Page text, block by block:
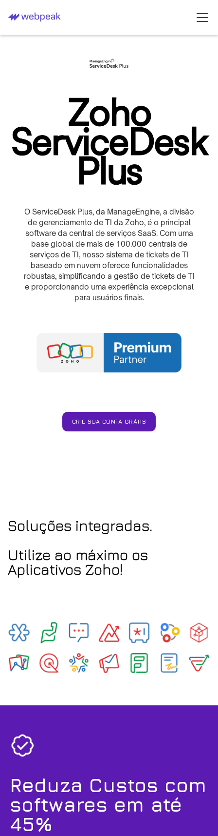
Zoho
ServiceDesk
Plus
O ServiceDesk Plus, da ManageEngine, a divisão
de gerenciamento de TI da Zoho, é o principal
software da central de serviços SaaS. Com uma
base global de mais de 100.000 centrais de
serviços de TI, nosso sistema de tickets de TI
baseado em nuvem oferece funcionalidades
robustas, simplificando a gestão de tickets de TI
e proporcionando uma experiência excepcional
para usuários finais.
CRIE SUA CONTA GRÁTIS
Soluções integradas.
Utilize ao máximo os
Aplicativos Zoho!
Reduza Custos com
softwares em até
45%